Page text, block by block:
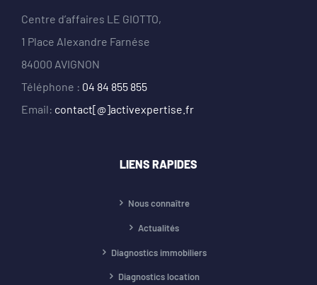
Centre d’affaires LE GIOTTO,
1 Place Alexandre Farnése
84000 AVIGNON
Téléphone : 04 84 855 855
Email: contact[@]activexpertise.fr
LIENS RAPIDES
Nous connaître
Actualités
Diagnostics immobiliers
Diagnostics location